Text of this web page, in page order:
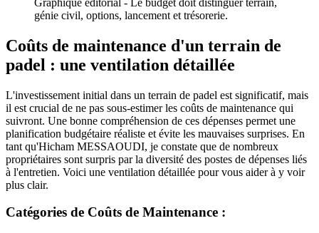
génie civil, options, lancement et trésorerie.
Coûts de maintenance d'un terrain de
padel : une ventilation détaillée
L'investissement initial dans un terrain de padel est significatif, mais
il est crucial de ne pas sous-estimer les coûts de maintenance qui
suivront. Une bonne compréhension de ces dépenses permet une
planification budgétaire réaliste et évite les mauvaises surprises. En
tant qu'Hicham MESSAOUDI, je constate que de nombreux
propriétaires sont surpris par la diversité des postes de dépenses liés
à l'entretien. Voici une ventilation détaillée pour vous aider à y voir
plus clair.
Catégories de Coûts de Maintenance :